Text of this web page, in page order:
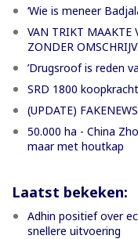
‘Wie is meneer
VAN TRIKT MAAKTE
ZONDER
’Drugsroof is reden
SRD 1800
(UPDATE)
50.000 ha - China
maar met houtkap
Laatst bekeken:
Adhin positief over
snellere uitvoering